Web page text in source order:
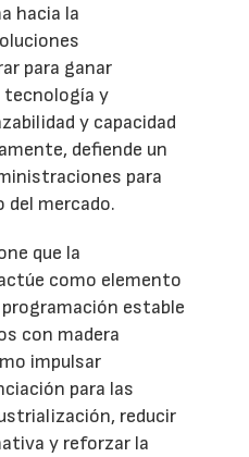
hacia la
para ganar
tecnología y
y capacidad
defiende un
para
del mercado.
que la
como elemento
estable
con madera
impulsar
para las
reducir
y reforzar la